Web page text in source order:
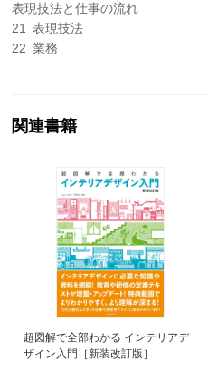
表現技法と仕事の流れ
21 表現技法
22 業務
関連書籍
超図解で全部わかる インテリアデ
ザイン入門［新装改訂版］